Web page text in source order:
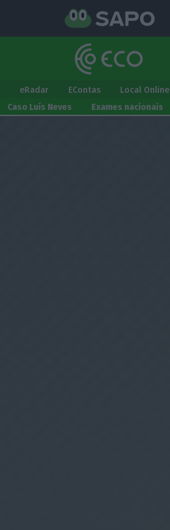
eRadar EContas Local Online
Caso Luís Neves Exames nacionais